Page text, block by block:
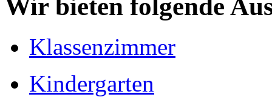
Wir bieten folgende
Klassenzimmer
Kindergarten